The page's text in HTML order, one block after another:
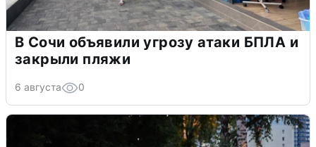
В Сочи объявили угрозу атаки БПЛА и
закрыли пляжи
6 августа 0